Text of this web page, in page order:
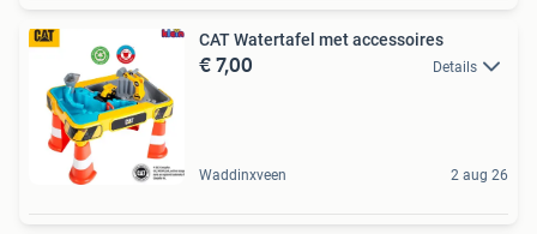
CAT Watertafel met accessoires
€ 7,00 Details
Waddinxveen 2 aug 26